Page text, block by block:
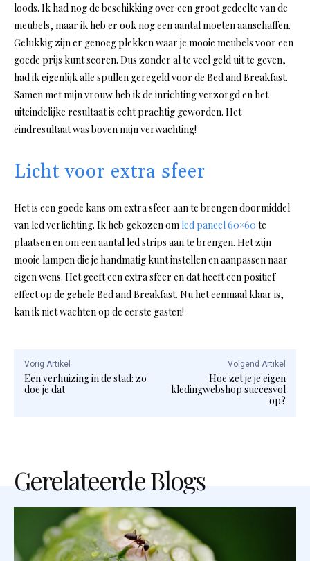
loods. Ik had nog de beschikking over een groot gedeelte van de
meubels, maar ik heb er ook nog een aantal moeten aanschaffen.
Gelukkig zijn er genoeg plekken waar je mooie meubels voor een
goede prijs kunt scoren. Dus zonder al te veel geld uit te geven,
had ik eigenlijk alle spullen geregeld voor de Bed and Breakfast.
Samen met mijn vrouw heb ik de inrichting verzorgd en het
uiteindelijke resultaat is echt prachtig geworden. Het
eindresultaat was boven mijn verwachting!
Licht voor extra sfeer
Het is een goede kans om extra sfeer aan te brengen doormiddel
van led verlichting. Ik heb gekozen om led paneel 60×60 te
plaatsen en om een aantal led strips aan te brengen. Het zijn
mooie lampen die je handmatig kunt instellen en aanpassen naar
eigen wens. Het geeft een extra sfeer en dat heeft een positief
effect op de gehele Bed and Breakfast. Nu het eenmaal klaar is,
kan ik niet wachten op de eerste gasten!
Vorig Artikel
Een verhuizing in de stad: zo
doe je dat
Volgend Artikel
Hoe zet je je eigen
kledingwebshop succesvol
op?
Gerelateerde Blogs